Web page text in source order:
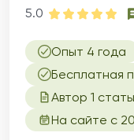
5.0
Опыт 4 года
Бесплатная
Автор 1
На сайте с